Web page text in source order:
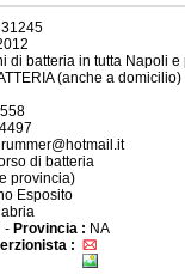
31245
di batteria in tutta Napoli
(anche a domicilio)
di batteria
provincia)
Esposito
- Provincia : NA
: